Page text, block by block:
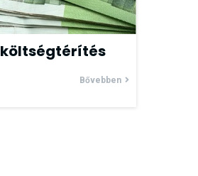
Bővebben